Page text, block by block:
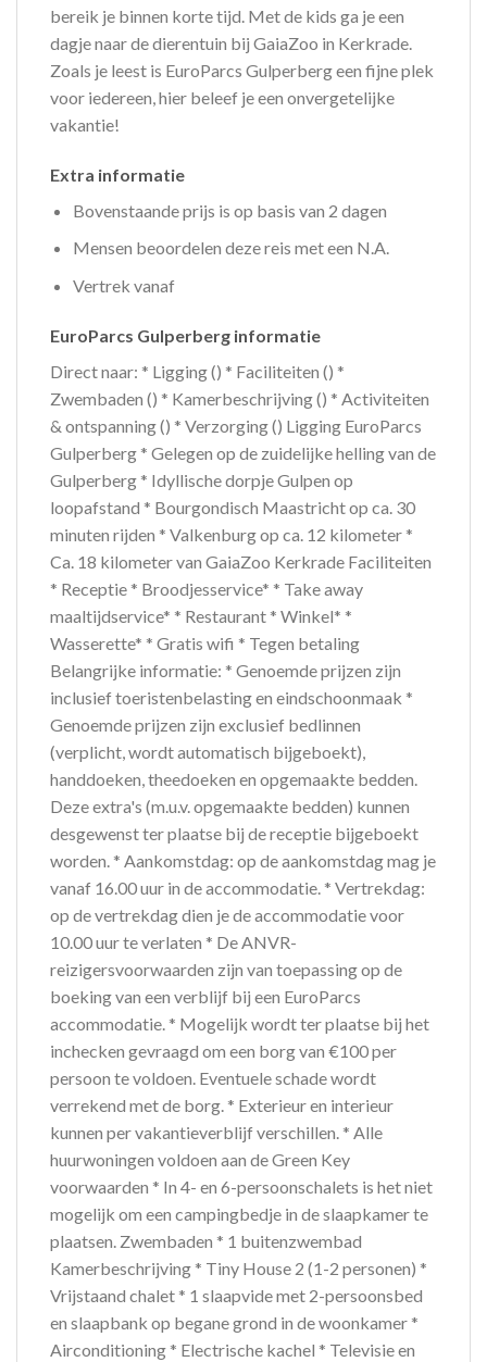
bereik je binnen korte tijd. Met de kids ga je een
dagje naar de dierentuin bij GaiaZoo in Kerkrade.
Zoals je leest is EuroParcs Gulperberg een fijne plek
voor iedereen, hier beleef je een onvergetelijke
vakantie!
Extra informatie
Bovenstaande prijs is op basis van 2 dagen
Mensen beoordelen deze reis met een N.A.
Vertrek vanaf
EuroParcs Gulperberg informatie
Direct naar: * Ligging () * Faciliteiten () *
Zwembaden () * Kamerbeschrijving () * Activiteiten
& ontspanning () * Verzorging () Ligging EuroParcs
Gulperberg * Gelegen op de zuidelijke helling van de
Gulperberg * Idyllische dorpje Gulpen op
loopafstand * Bourgondisch Maastricht op ca. 30
minuten rijden * Valkenburg op ca. 12 kilometer *
Ca. 18 kilometer van GaiaZoo Kerkrade Faciliteiten
* Receptie * Broodjesservice* * Take away
maaltijdservice* * Restaurant * Winkel* *
Wasserette* * Gratis wifi * Tegen betaling
Belangrijke informatie: * Genoemde prijzen zijn
inclusief toeristenbelasting en eindschoonmaak *
Genoemde prijzen zijn exclusief bedlinnen
(verplicht, wordt automatisch bijgeboekt),
handdoeken, theedoeken en opgemaakte bedden.
Deze extra's (m.u.v. opgemaakte bedden) kunnen
desgewenst ter plaatse bij de receptie bijgeboekt
worden. * Aankomstdag: op de aankomstdag mag je
vanaf 16.00 uur in de accommodatie. * Vertrekdag:
op de vertrekdag dien je de accommodatie voor
10.00 uur te verlaten * De ANVR-
reizigersvoorwaarden zijn van toepassing op de
boeking van een verblijf bij een EuroParcs
accommodatie. * Mogelijk wordt ter plaatse bij het
inchecken gevraagd om een borg van €100 per
persoon te voldoen. Eventuele schade wordt
verrekend met de borg. * Exterieur en interieur
kunnen per vakantieverblijf verschillen. * Alle
huurwoningen voldoen aan de Green Key
voorwaarden * In 4- en 6-persoonschalets is het niet
mogelijk om een campingbedje in de slaapkamer te
plaatsen. Zwembaden * 1 buitenzwembad
Kamerbeschrijving * Tiny House 2 (1-2 personen) *
Vrijstaand chalet * 1 slaapvide met 2-persoonsbed
en slaapbank op begane grond in de woonkamer *
Airconditioning * Electrische kachel * Televisie en